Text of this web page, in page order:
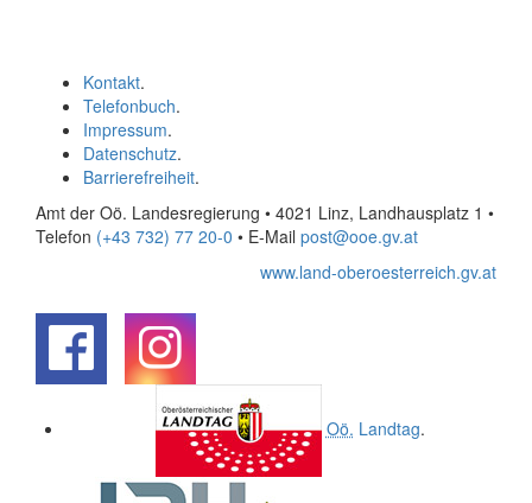
Kontakt.
Telefonbuch.
Impressum.
Datenschutz.
Barrierefreiheit.
Amt der Oö. Landesregierung • 4021 Linz, Landhausplatz 1 •
Telefon (+43 732) 77 20-0 • E-Mail post@ooe.gv.at
www.land-oberoesterreich.gv.at
Oö. Landtag.